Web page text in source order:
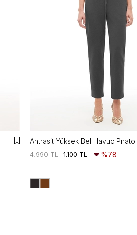
Antrasit Yüksek Bel Havuç
1.100 TL
4.990 TL %78